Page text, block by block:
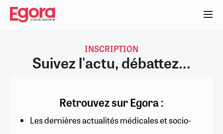
Aller
contenu
INSCRIPTION
Suivez l'actu, débattez...
Retrouvez sur Egora :
Les dernières actualités médicales et socio-